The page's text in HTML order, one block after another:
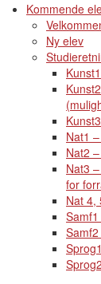
Kommende
Ny elev
Nat1
Nat2
Nat3
for
Nat 4,